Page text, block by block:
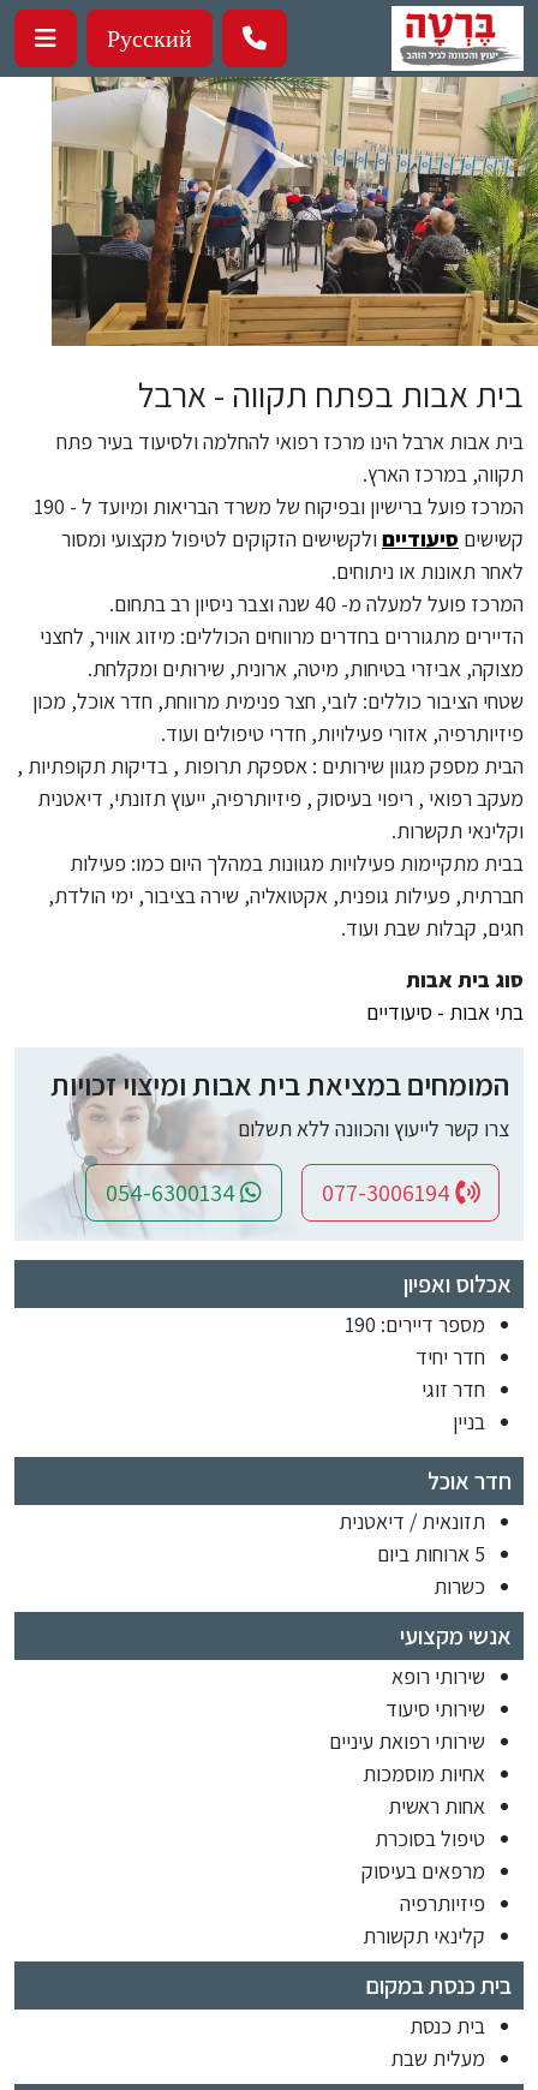
דילוג לתוכן העיקרי
Русский
בית אבות בפתח תקווה - ארבל
בית אבות ארבל הינו מרכז רפואי להחלמה ולסיעוד בעיר פתח
תקווה, במרכז הארץ.
המרכז פועל ברישיון ובפיקוח של משרד הבריאות ומיועד ל - 190
קשישים סיעודייםולקשישים הזקוקים לטיפול מקצועי ומסור
לאחר תאונות או ניתוחים.
המרכז פועל למעלה מ- 40 שנה וצבר ניסיון רב בתחום.
הדיירים מתגוררים בחדרים מרווחים הכוללים: מיזוג אוויר, לחצני
מצוקה, אביזרי בטיחות, מיטה, ארונית, שירותים ומקלחת.
שטחי הציבור כוללים: לובי, חצר פנימית מרווחת, חדר אוכל, מכון
פיזיותרפיה, אזורי פעילויות, חדרי טיפולים ועוד.
הבית מספק מגוון שירותים : אספקת תרופות , בדיקות תקופתיות ,
מעקב רפואי , ריפוי בעיסוק , פיזיותרפיה, ייעוץ תזונתי, דיאטנית
וקלינאי תקשרות.
בבית מתקיימות פעילויות מגוונות במהלך היום כמו: פעילות
חברתית, פעילות גופנית, אקטואליה, שירה בציבור, ימי הולדת,
חגים, קבלות שבת ועוד.
סוג בית אבות
בתי אבות - סיעודיים
המומחים במציאת בית אבות ומיצוי זכויות
צרו קשר לייעוץ והכוונה ללא תשלום
אכלוס ואפיון
מספר דיירים: 190
חדר יחיד
חדר זוגי
בניין
חדר אוכל
תזונאית / דיאטנית
5 ארוחות ביום
כשרות
אנשי מקצועי
שירותי רופא
שירותי סיעוד
שירותי רפואת עיניים
אחיות מוסמכות
אחות ראשית
טיפול בסוכרת
מרפאים בעיסוק
פיזיותרפיה
קלינאי תקשורת
בית כנסת במקום
בית כנסת
מעלית שבת